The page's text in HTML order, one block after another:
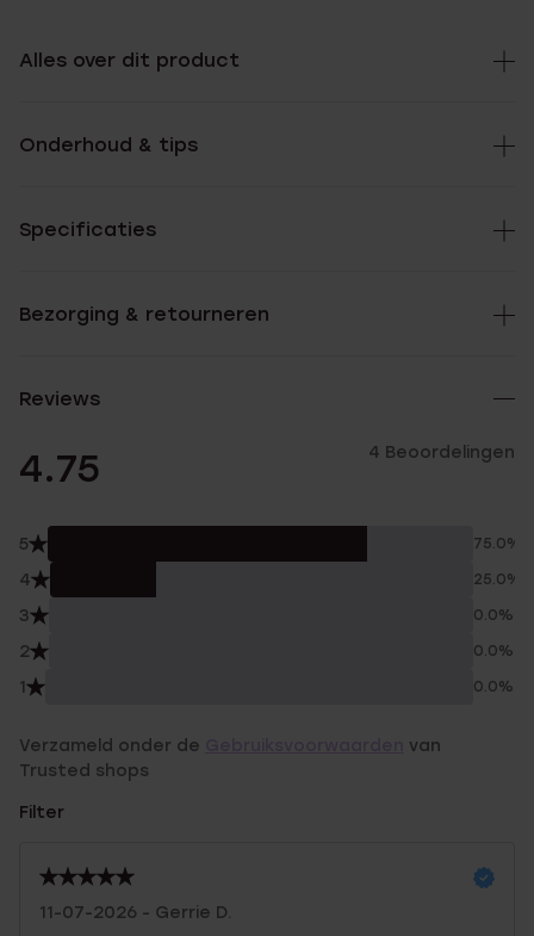
Alles over dit product
Onderhoud & tips
Specificaties
Bezorging & retourneren
Reviews
4.75 4 Beoordelingen
5 75.0%
4 25.0%
3 0.0%
2 0.0%
1 0.0%
Verzameld onder de
van
Trusted shops
Filter
11-07-2026 - Gerrie D.